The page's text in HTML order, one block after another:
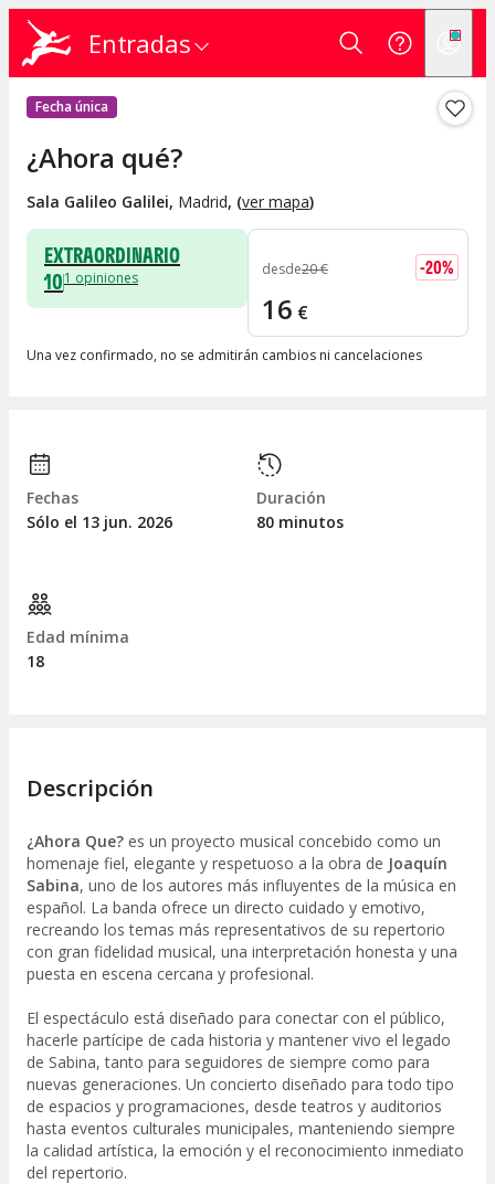
Entradas
Fecha única
¿Ahora qué?
Sala Galileo Galilei, Madrid, (ver mapa)
EXTRAORDINARIO
101 opiniones desde20€ -20%
16 €
Una vez confirmado, no se admitirán cambios ni cancelaciones
Fechas
Sólo el 13 jun. 2026
Duración
80 minutos
Edad mínima
18
Descripción
¿Ahora Que? es un proyecto musical concebido como un
homenaje fiel, elegante y respetuoso a la obra de Joaquín
Sabina, uno de los autores más influyentes de la música en
español. La banda ofrece un directo cuidado y emotivo,
recreando los temas más representativos de su repertorio
con gran fidelidad musical, una interpretación honesta y una
puesta en escena cercana y profesional.
El espectáculo está diseñado para conectar con el público,
hacerle partícipe de cada historia y mantener vivo el legado
de Sabina, tanto para seguidores de siempre como para
nuevas generaciones. Un concierto diseñado para todo tipo
de espacios y programaciones, desde teatros y auditorios
hasta eventos culturales municipales, manteniendo siempre
la calidad artística, la emoción y el reconocimiento inmediato
del repertorio.